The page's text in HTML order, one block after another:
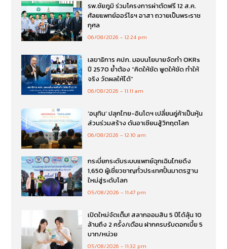
รพ.ชัยภูมิ ร่วมโครงการผ่าตัดฟรี 12 ส.ค.
ศัลยแพทย์ออร์โธฯ อาสา ถวายเป็นพระราช
กุศล
06/08/2026 12:24 pm
เลขาธิการ คปภ. มอบนโยบายจัดทำ OKRs
ปี 2570 ย้ำต้อง “คิดให้ชัด พูดให้ชัด ทำให้
จริง วัดผลให้ได้”
06/08/2026 11:11 am
‘อนุทิน’ ปลุกไทย-อินโดฯ เปลี่ยนคู่ค้าเป็นหุ้น
ส่วนร่วมสร้าง ดันอาเซียนสู้วิกฤตโลก
06/08/2026 12:10 am
กระบี่ยกระดับระบบแพทย์ฉุกเฉินไทยดึง
1,650 ผู้เชี่ยวชาญทั่วประเทศปั้นมาตรฐาน
ใหม่สู่ระดับโลก
05/08/2026 11:47 pm
เปิดใหม่จัดเต็ม! สลากออมสิน 5 ปีได้ลุ้น 10
ล้านถึง 2 ครั้ง/เดือน ฝากครบรับดอกเบี้ย 5
บาท/หน่วย
05/08/2026 11:32 pm